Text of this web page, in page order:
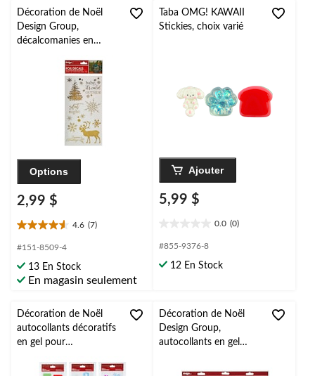
Décoration de Noël
Design Group,
décalcomanies en
coller réutilisable, or
Options
2,99 $
4.6 (7)
4.6
étoile(s)
5.
7
#151-8509-4
13 En Stock
En magasin seulement
Taba OMG! KAWAII
Stickies, choix varié
Ajouter
5,99 $
0.0 (0)
étoile(s)
5.
#855-9376-8
12 En Stock
Décoration de Noël
autocollants décoratifs
en gel pour
Group, modèles
Décoration de Noël
Design Group,
autocollants en gel
des Fêtes à peler et